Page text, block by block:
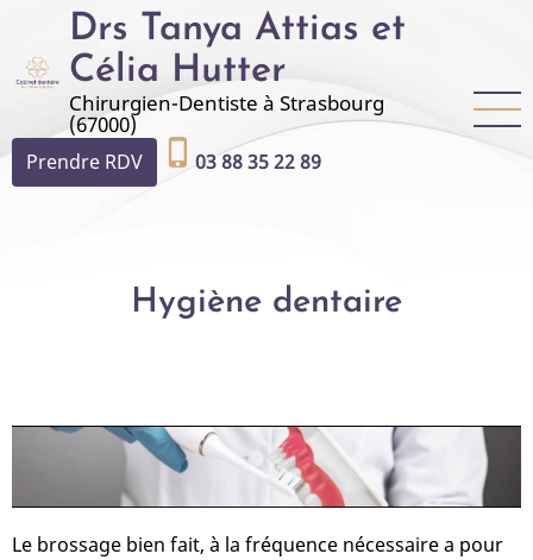
contenu
principal
Drs Tanya Attias et
Célia Hutter
Chirurgien-Dentiste à Strasbourg
(67000)
Prendre RDV phone_iphone 03 88 35 22 89
Hygiène dentaire
Le brossage bien fait, à la fréquence nécessaire a pour